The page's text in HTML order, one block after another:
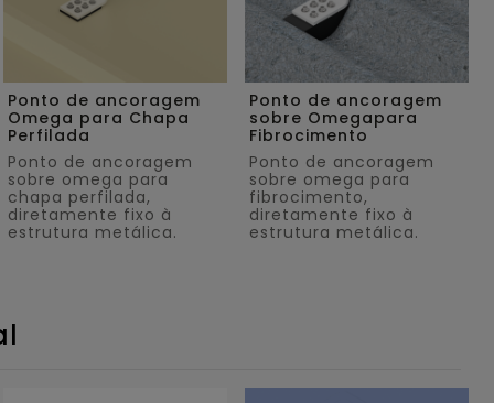
Ponto de ancoragem
Omega para Chapa
Perfilada
Ponto de ancoragem
sobre omega para
chapa perfilada,
diretamente fixo à
estrutura metálica.
Ponto de ancoragem
sobre Omegapara
Fibrocimento
Ponto de ancoragem
sobre omega para
fibrocimento,
diretamente fixo à
estrutura metálica.